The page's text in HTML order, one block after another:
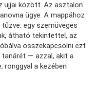
között. Az asztalon
ügye. A mappához
egy szemüveges
átható tekintettel, az
összekapcsolni ezt
— azzal, akit a
ronggyal a kezében